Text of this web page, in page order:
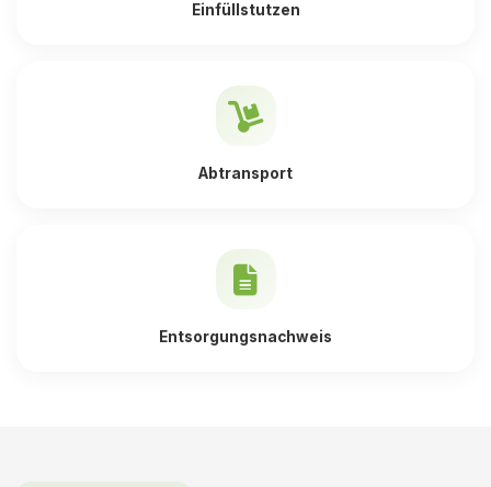
Einfüllstutzen
Abtransport
Entsorgungsnachweis